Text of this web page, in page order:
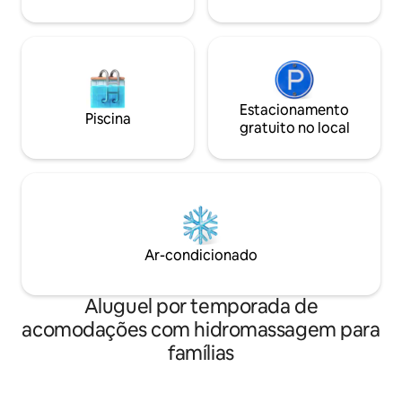
Piscina
Estacionamento
gratuito no local
Ar-condicionado
Aluguel por temporada de
acomodações com hidromassagem para
famílias